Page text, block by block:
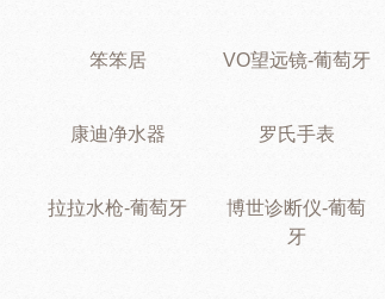
笨笨居 VO望远镜-葡萄牙
康迪净水器 罗氏手表
拉拉水枪-葡萄牙
博世诊断仪-葡萄
牙